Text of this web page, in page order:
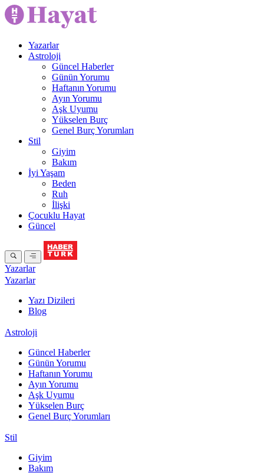
Yazarlar
Astroloji
Güncel Haberler
Günün Yorumu
Haftanın Yorumu
Ayın Yorumu
Aşk Uyumu
Yükselen Burç
Genel Burç Yorumları
Stil
Giyim
Bakım
İyi Yaşam
Beden
Ruh
İlişki
Çocuklu Hayat
Güncel
Yazarlar
Yazarlar
Yazı Dizileri
Blog
Astroloji
Güncel Haberler
Günün Yorumu
Haftanın Yorumu
Ayın Yorumu
Aşk Uyumu
Yükselen Burç
Genel Burç Yorumları
Stil
Giyim
Bakım